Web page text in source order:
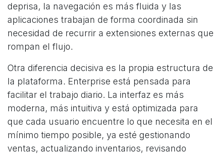
deprisa, la navegación es más fluida y las
aplicaciones trabajan de forma coordinada sin
necesidad de recurrir a extensiones externas que
rompan el flujo.
Otra diferencia decisiva es la propia estructura de
la plataforma. Enterprise está pensada para
facilitar el trabajo diario. La interfaz es más
moderna, más intuitiva y está optimizada para
que cada usuario encuentre lo que necesita en el
mínimo tiempo posible, ya esté gestionando
ventas, actualizando inventarios, revisando